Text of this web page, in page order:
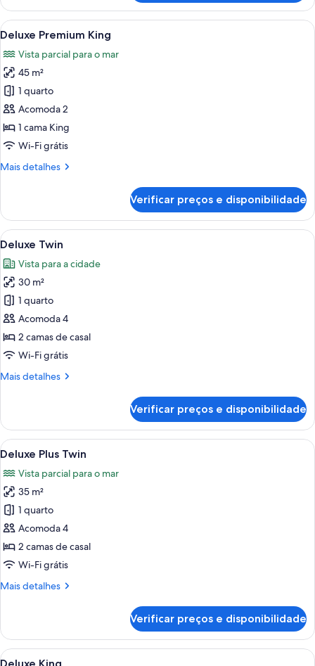
Plus
King
Carrega
todas
as
fotos
de
Deluxe
Premium
King
Quarto de hotel com uma cama,
9
Deluxe Premium King
Vista parcial para o mar
45 m²
1 quarto
Acomoda 2
1 cama King
Wi-Fi grátis
Mais detalhes
Mais
Premium
King
Verificar preços e disponibilidade
Carrega
todas
as
fotos
de
Deluxe
Twin
Quarto de hotel com duas camas,
6
Deluxe Twin
Vista para a cidade
30 m²
1 quarto
Acomoda 4
2 camas de casal
Wi-Fi grátis
Mais detalhes
Mais
Twin
Verificar preços e disponibilidade
Carrega
todas
as
fotos
de
Deluxe
Plus
Twin
Quarto de hotel com duas camas,
4
Deluxe Plus Twin
Vista parcial para o mar
35 m²
1 quarto
Acomoda 4
2 camas de casal
Wi-Fi grátis
Mais detalhes
Mais
Plus
Twin
Verificar preços e disponibilidade
Carrega
Quarto de hotel com cama, mesa de
6